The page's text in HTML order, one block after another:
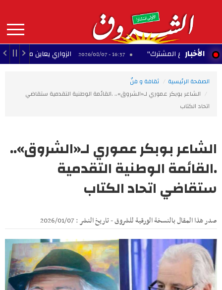
contenu
principal
MAIN
NAVIGATION الأخبار
المشترك" 16:37 - 2026/08/07 الزواري يعاين مدخل العاصمة
الصفحة الرئيسية
ثقافة و فنّ
الشاعر بوبكر عموري لـ«الشروق».. .القائمة الوطنية التقدمية ستقاضي
اتحاد الكتاب
الشاعر بوبكر عموري لـ«الشروق»..
.القائمة الوطنية التقدمية
ستقاضي اتحاد الكتاب
صدر هذا المقال بالنسخة الورقية للشروق - تاريخ النشر : 2026/01/07